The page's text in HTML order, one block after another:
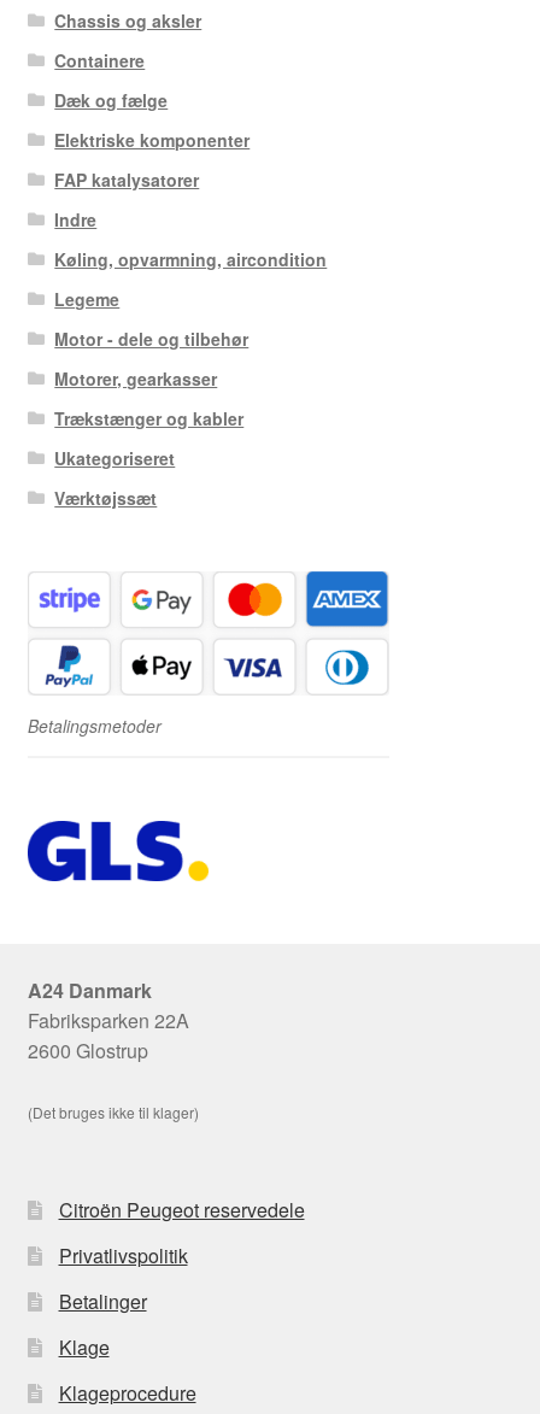
Chassis og aksler
Containere
Dæk og fælge
Elektriske komponenter
FAP katalysatorer
Indre
Køling, opvarmning, aircondition
Legeme
Motor - dele og tilbehør
Motorer, gearkasser
Trækstænger og kabler
Ukategoriseret
Værktøjssæt
Betalingsmetoder
A24 Danmark
Fabriksparken 22A
2600 Glostrup
(Det bruges ikke til klager)
Citroën Peugeot reservedele
Privatlivspolitik
Betalinger
Klage
Klageprocedure